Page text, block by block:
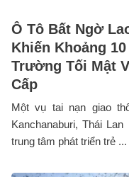
Ô Tô Bất Ngờ
Khiến Khoảng
Trường Tối Mật
Cấp
Một vụ tai nạn giao
Kanchanaburi, Thái
trung tâm phát triển trẻ ...